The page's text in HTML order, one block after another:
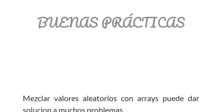
BUENAS PRÁCTICAS
Mezclar valores aleatorios con arrays puede dar
solucion a muchos problemas.